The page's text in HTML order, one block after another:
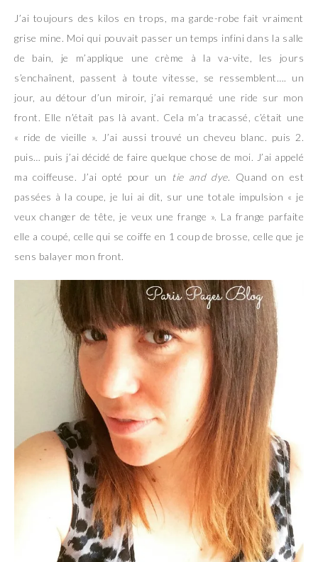
J’ai toujours des kilos en trops, ma garde-robe fait vraiment
grise mine. Moi qui pouvait passer un temps infini dans la salle
de bain, je m’applique une crème à la va-vite, les jours
s’enchaînent, passent à toute vitesse, se ressemblent…. un
jour, au détour d’un miroir, j’ai remarqué une ride sur mon
front. Elle n’était pas là avant. Cela m’a tracassé, c’était une
« ride de vieille ». J’ai aussi trouvé un cheveu blanc. puis 2.
puis… puis j’ai décidé de faire quelque chose de moi. J’ai appelé
ma coiffeuse. J’ai opté pour un
tie and dye. Quand on est
passées à la coupe, je lui ai dit, sur une totale impulsion « je
veux changer de tête, je veux une frange ». La frange parfaite
elle a coupé, celle qui se coiffe en 1 coup de brosse, celle que je
sens balayer mon front.